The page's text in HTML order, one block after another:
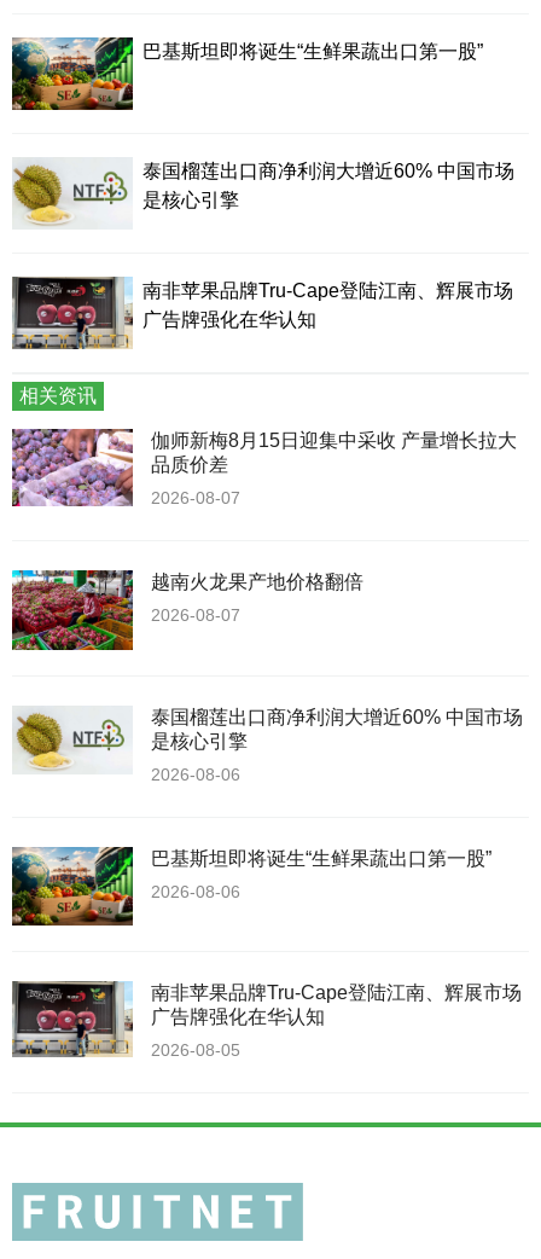
巴基斯坦即将诞生“生鲜果蔬出口第一股”
泰国榴莲出口商净利润大增近60% 中国市场
是核心引擎
南非苹果品牌Tru-Cape登陆江南、辉展市场
广告牌强化在华认知
相关资讯
伽师新梅8月15日迎集中采收 产量增长拉大
品质价差
2026-08-07
越南火龙果产地价格翻倍
2026-08-07
泰国榴莲出口商净利润大增近60% 中国市场
是核心引擎
2026-08-06
巴基斯坦即将诞生“生鲜果蔬出口第一股”
2026-08-06
南非苹果品牌Tru-Cape登陆江南、辉展市场
广告牌强化在华认知
2026-08-05